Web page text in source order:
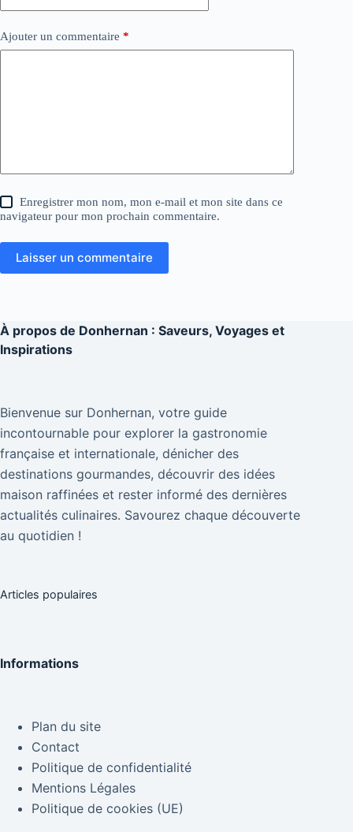
Ajouter un commentaire *
Enregistrer mon nom, mon e-mail et mon site dans ce
navigateur pour mon prochain commentaire.
Laisser un commentaire
À propos de Donhernan : Saveurs, Voyages et
Inspirations
Bienvenue sur Donhernan, votre guide
incontournable pour explorer la gastronomie
française et internationale, dénicher des
destinations gourmandes, découvrir des idées
maison raffinées et rester informé des dernières
actualités culinaires. Savourez chaque découverte
au quotidien !
Articles populaires
Informations
Plan du site
Contact
Politique de confidentialité
Mentions Légales
Politique de cookies (UE)